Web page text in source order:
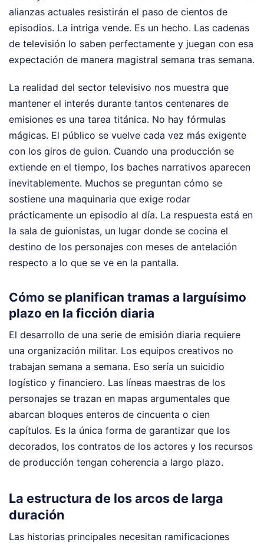
alianzas actuales resistirán el paso de cientos de
episodios. La intriga vende. Es un hecho. Las cadenas
de televisión lo saben perfectamente y juegan con esa
expectación de manera magistral semana tras semana.
La realidad del sector televisivo nos muestra que
mantener el interés durante tantos centenares de
emisiones es una tarea titánica. No hay fórmulas
mágicas. El público se vuelve cada vez más exigente
con los giros de guion. Cuando una producción se
extiende en el tiempo, los baches narrativos aparecen
inevitablemente. Muchos se preguntan cómo se
sostiene una maquinaria que exige rodar
prácticamente un episodio al día. La respuesta está en
la sala de guionistas, un lugar donde se cocina el
destino de los personajes con meses de antelación
respecto a lo que se ve en la pantalla.
Cómo se planifican tramas a larguísimo
plazo en la ficción diaria
El desarrollo de una serie de emisión diaria requiere
una organización militar. Los equipos creativos no
trabajan semana a semana. Eso sería un suicidio
logístico y financiero. Las líneas maestras de los
personajes se trazan en mapas argumentales que
abarcan bloques enteros de cincuenta o cien
capítulos. Es la única forma de garantizar que los
decorados, los contratos de los actores y los recursos
de producción tengan coherencia a largo plazo.
La estructura de los arcos de larga
duración
Las historias principales necesitan ramificaciones